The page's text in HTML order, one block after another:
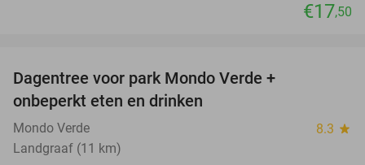
€17,50
Dagentree voor park Mondo Verde +
onbeperkt eten en drinken
Mondo Verde 8.3 star
Landgraaf (11 km)